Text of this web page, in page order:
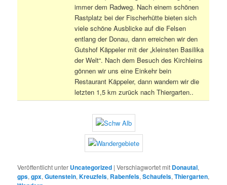
immer dem Radweg. Nach einem schönen
Rastplatz bei der Fischerhütte bieten sich
viele schöne Ausblicke auf die Felsen
entlang der Donau, dann erreichen wir den
Gutshof Käppeler mit der „kleinsten Basilika
der Welt“. Nach dem Besuch des Kirchleins
gönnen wir uns eine Einkehr bein
Restaurant Käppeler, dann wandern wir die
letzten 1,5 km zurück nach Thiergarten..
Veröffentlicht unter Uncategorized |Verschlagwortet mit Donautal,
gps,gpx,Gutenstein,Kreuzfels, Rabenfels,Schaufels,Thiergarten,